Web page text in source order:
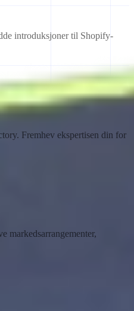
introduksjoner til Shopify-
Fremhev ekspertisen din for
markedsarrangementer,